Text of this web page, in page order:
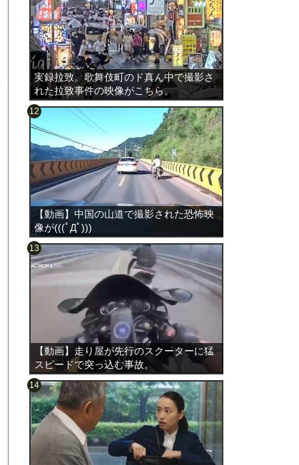
実録拉致。歌舞伎町のド真ん中で撮影さ
れた拉致事件の映像がこちら。
【動画】中国の山道で撮影された恐怖映
像が(((ﾟДﾟ)))
【動画】走り屋が先行のスクーターに猛
スピードで突っ込む事故。